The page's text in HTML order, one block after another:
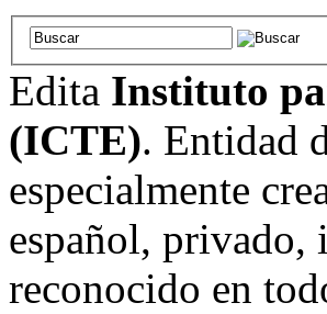
Edita Instituto
(ICTE). Entidad
especialmente
español, privado,
reconocido en